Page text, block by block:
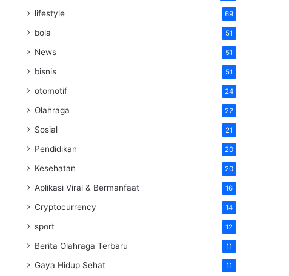
lifestyle 69
bola 51
News 51
bisnis 51
otomotif 24
Olahraga 22
Sosial 21
Pendidikan 20
Kesehatan 20
Aplikasi Viral & Bermanfaat 16
Cryptocurrency 14
sport 12
Berita Olahraga Terbaru 11
Gaya Hidup Sehat 11